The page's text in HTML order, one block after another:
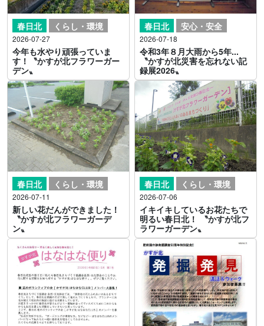
春日北 くらし・環境
2026-07-27
今年も水やり頑張っていま
す！〝かすが北フラワーガー
デン〟
春日北 安心・安全
2026-07-18
令和3年８月大雨から5年...
〝かすが北災害を忘れない記
録展2026〟
春日北 くらし・環境
2026-07-11
新しい花だんができました！
〝かすが北フラワーガーデ
ン〟
春日北 くらし・環境
2026-07-06
イキイキしているお花たちで
明るい春日北！ 〝かすが北フ
ラワーガーデン〟